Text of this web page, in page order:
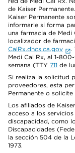
de Kaiser
Kaiser Permanente
informarle si forma
una farmacia de Medi
localizador de
CalRx.dhcs.ca.gov
.
Medi Cal Rx, al 1-
semana (TTY 711 de
Si realiza la solicitud
proveedores, esta
Permanente o
Los afiliados de
acceso a los
discapacidad, como
Discapacidades
la sección 504 de la
1973.